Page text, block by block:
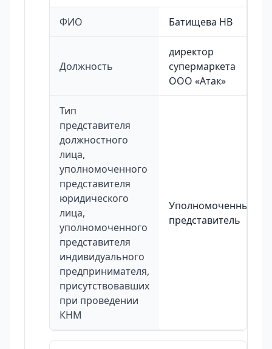
ФИО Батищева НВ
Должность
директор
супермаркета
ООО «Атак»
Тип
представителя
должностного
лица,
уполномоченного
представителя
юридического
лица,
уполномоченного
представителя
индивидуального
предпринимателя,
присутствовавших
при проведении
КНМ
Уполномоченный
представитель